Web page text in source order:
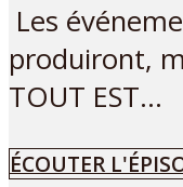
Les
produiront,
TOUT EST...
ÉCOUTER